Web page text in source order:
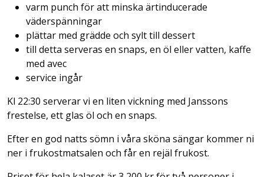
varm punch för att minska ärtinducerade
väderspänningar
plättar med grädde och sylt till dessert
till detta serveras en snaps, en öl eller vatten, kaffe
med avec
service ingår
Kl 22:30 serverar vi en liten vickning med Janssons
frestelse, ett glas öl och en snaps.
Efter en god natts sömn i våra sköna sängar kommer ni
ner i frukostmatsalen och får en rejäl frukost.